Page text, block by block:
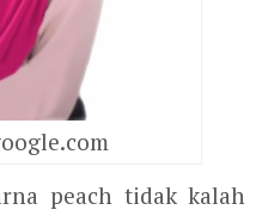
peach tidak kalah